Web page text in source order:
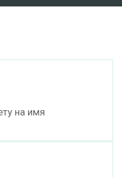
на имя